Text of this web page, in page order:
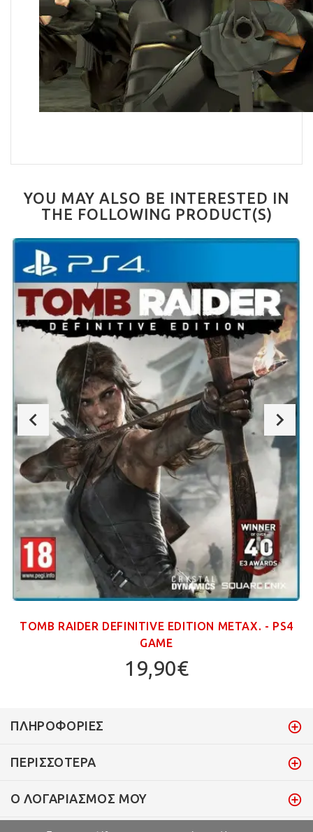
YOU MAY ALSO BE INTERESTED IN
THE FOLLOWING PRODUCT(S)
TOMB RAIDER DEFINITIVE EDITION ΜΕΤΑΧ. - PS4
GAME
19,90€
ΠΛΗΡΟΦΟΡΊΕΣ
ΠΕΡΙΣΣΌΤΕΡΑ
Ο ΛΟΓΑΡΙΑΣΜΌΣ ΜΟΥ